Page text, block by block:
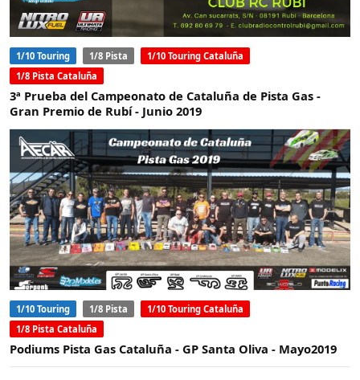
1/10 Touring 1/8 Pista
1/10 Touring Cataluña
1/8 Pista Cataluña
3ª Prueba del Campeonato de Cataluña de Pista Gas -
Gran Premio de Rubí - Junio 2019
1/10 Touring 1/8 Pista
1/10 Touring Cataluña
1/8 Pista Cataluña
Podiums Pista Gas Cataluña - GP Santa Oliva - Mayo2019